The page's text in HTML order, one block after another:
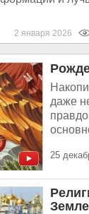
2 января 2026
даже
25
Земле